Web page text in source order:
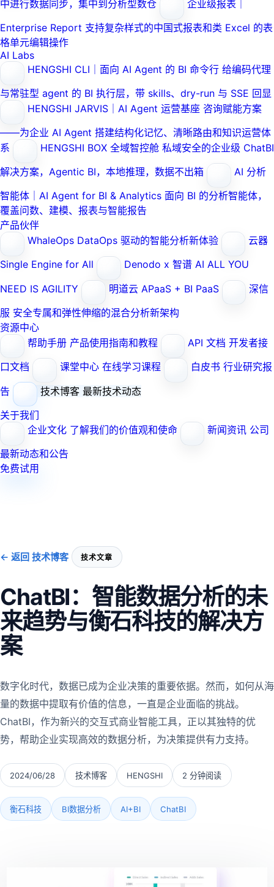
中进行数据同步，集中到分析型数仓
企业级报表｜
Enterprise Report 支持复杂样式的中国式报表和类 Excel 的表
格单元编辑操作
AI Labs
HENGSHI CLI｜面向 AI Agent 的 BI 命令行 给编码代理
与常驻型 agent 的 BI 执行层，带 skills、dry-run 与 SSE 回显
HENGSHI JARVIS｜AI Agent 运营基座 咨询赋能方案
——为企业 AI Agent 搭建结构化记忆、清晰路由和知识运营体
系
HENGSHI BOX 全域智控舱 私域安全的企业级 ChatBI
解决方案，Agentic BI，本地推理，数据不出箱
AI 分析
智能体｜AI Agent for BI & Analytics 面向 BI 的分析智能体，
覆盖问数、建模、报表与智能报告
产品伙伴
WhaleOps DataOps 驱动的智能分析新体验
云器
Single Engine for All
Denodo x 智谱 AI ALL YOU
NEED IS AGILITY
明道云 APaaS + BI PaaS
深信
服 安全专属和弹性伸缩的混合分析新架构
资源中心
帮助手册 产品使用指南和教程 API 文档 开发者接
口文档
课堂中心 在线学习课程 白皮书 行业研究报
告
技术博客 最新技术动态
关于我们
企业文化 了解我们的价值观和使命 新闻资讯 公司
最新动态和公告
免费试用
← 返回 技术博客 技术文章
ChatBI：智能数据分析的未
来趋势与衡石科技的解决方
案
数字化时代，数据已成为企业决策的重要依据。然而，如何从海
量的数据中提取有价值的信息，一直是企业面临的挑战。
ChatBI，作为新兴的交互式商业智能工具，正以其独特的优
势，帮助企业实现高效的数据分析，为决策提供有力支持。
2024/06/28 技术博客 HENGSHI 2 分钟阅读
衡石科技 BI数据分析 AI+BI ChatBI